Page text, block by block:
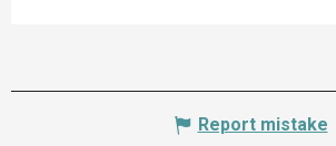
Report mistake